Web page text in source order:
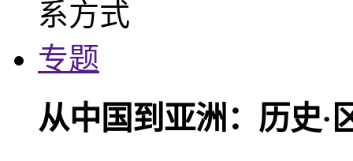
专题
从中国到亚洲：历史·